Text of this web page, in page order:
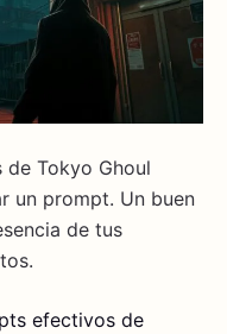
de Tokyo Ghoul
un prompt. Un buen
de tus
efectivos de